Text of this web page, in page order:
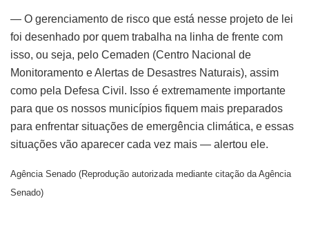
— O gerenciamento de risco que está nesse projeto de lei
foi desenhado por quem trabalha na linha de frente com
isso, ou seja, pelo Cemaden (Centro Nacional de
Monitoramento e Alertas de Desastres Naturais), assim
como pela Defesa Civil. Isso é extremamente importante
para que os nossos municípios fiquem mais preparados
para enfrentar situações de emergência climática, e essas
situações vão aparecer cada vez mais — alertou ele.
Agência Senado (Reprodução autorizada mediante citação da Agência
Senado)